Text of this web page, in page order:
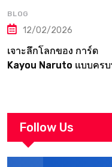
BLOG
12/02/2026
เจาะลึกโลกของ การ์ด
Kayou Naruto แบบคร
Follow Us